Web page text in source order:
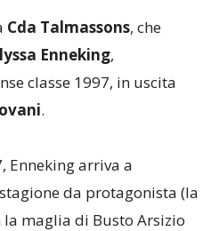
Cda Talmassons, che
Enneking,
classe 1997, in uscita
.
Enneking arriva a
da protagonista (la
maglia di Busto Arsizio